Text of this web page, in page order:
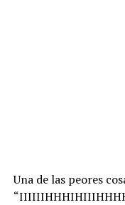
Una de las peores